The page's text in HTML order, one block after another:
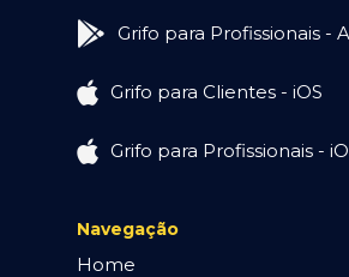
Grifo para Profissionais -
Grifo para Clientes - iOS
Grifo para Profissionais -
Navegação
Home